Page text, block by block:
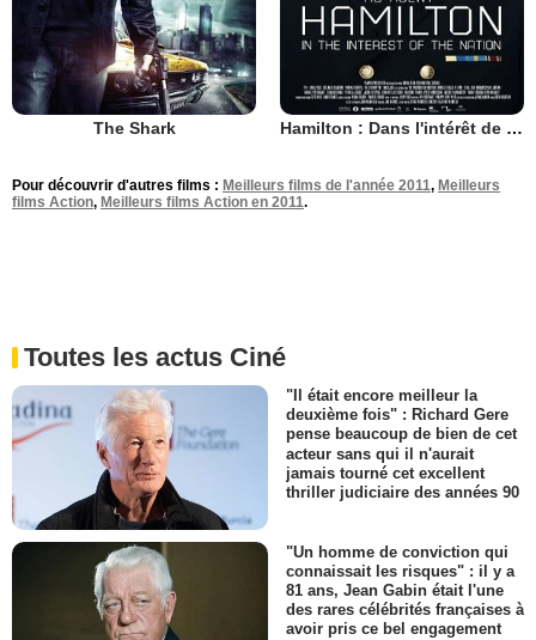
The Shark Hamilton : Dans l'intérêt de la nation
Pour découvrir d'autres films : Meilleurs films de l'année 2011, Meilleurs
films Action, Meilleurs films Action en 2011.
Toutes les actus Ciné
"Il était encore meilleur la
deuxième fois" : Richard Gere
pense beaucoup de bien de cet
acteur sans qui il n'aurait
jamais tourné cet excellent
thriller judiciaire des années 90
"Un homme de conviction qui
connaissait les risques" : il y a
81 ans, Jean Gabin était l'une
des rares célébrités françaises à
avoir pris ce bel engagement